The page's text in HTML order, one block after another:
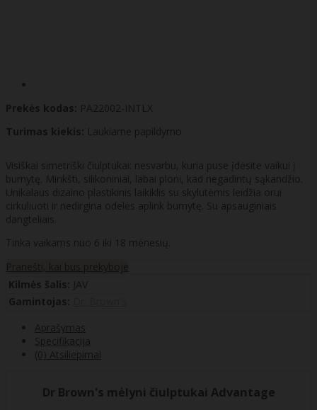
Prekės kodas: PA22002-INTLX
Turimas kiekis: Laukiame papildymo
Visiškai simetriški čiulptukai: nesvarbu, kuria puse įdėsite vaikui į
burnytę. Minkšti, silikoniniai, labai ploni, kad negadintų sąkandžio.
Unikalaus dizaino plastikinis laikiklis su skylutėmis leidžia orui
cirkuliuoti ir nedirgina odelės aplink burnytę. Su apsauginiais
dangteliais.
Tinka vaikams nuo 6 iki 18 mėnesių.
Pranešti, kai bus prekyboje
Kilmės šalis: JAV
Gamintojas:
Aprašymas
Specifikacija
(0) Atsiliepimai
Dr Brown's mėlyni čiulptukai Advantage